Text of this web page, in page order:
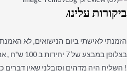
ביקורותעלינו:
הזמנתי לאישתי ביום הנישואים, לא
בצלופן
! השליח היה מדהים וסובלני שאין דברים